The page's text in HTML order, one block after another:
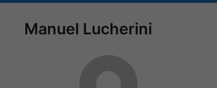
Manuel Lucherini